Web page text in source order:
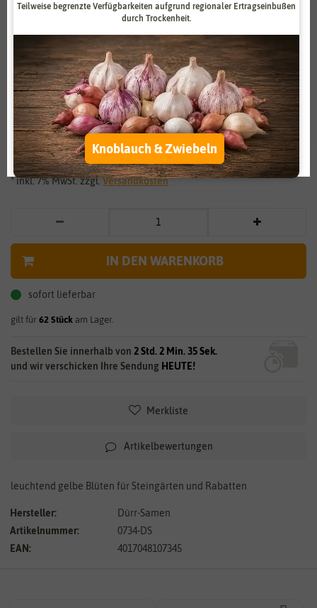
Vergrößern durch berühren
Steinkraut gelb
1,19 €
*
* inkl. 7% MwSt. zzgl.Versandkosten
IN DEN WARENKORB
sofort lieferbar
gilt für 62 Stück am Lager.
Bestellen Sie innerhalb von 2 Std. 2 Min. 34 Sek.
und wir verschicken Ihre Sendung HEUTE!
Merkliste
Artikelbewertungen
leuchtend gelbe Blüten für Steingärten und Rabatten
Hersteller:
Dürr-Samen
Artikelnummer:
0734-DS
EAN:
4017048107345
Externe Medien Funktional
Weitere Einstellungen
Alle akzeptieren
Alle ablehnen
Auswahl akzeptieren
Teilweise begrenzte Verfügbarkeiten aufgrund regionaler Ertragseinbußen
durch Trockenheit.
Knoblauch & Zwiebeln